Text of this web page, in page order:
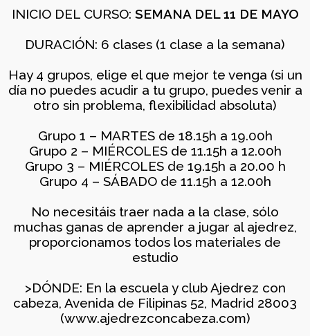
GENERAL
4
2026
BOLETÍN MAYO 2026 –
COMUNIDAD AJEDREZ
CON CABEZA
30
ABRIL
2026
TORNEO PARA TODAS
LAS EDADES Y NIVELES
– AJEDREZ CON CABEZA
30
ABRIL
APRENDER A MIRAR EL
ARTE: LA ABSTRACCIÓN
GEOMÉTRICA: PIET
MONASTERIO DEL
PAULAR)
29
AJEDREZ INICIACIÓN
INICIO DEL CURSO: SEMANA DEL 11 DE MAYO
DURACIÓN: 6 clases (1 clase a la semana)
Hay 4 grupos, elige el que mejor te venga (si un
día no puedes acudir a tu grupo, puedes venir a
otro sin problema, flexibilidad absoluta)
Grupo 1 – MARTES de 18.15h a 19.00h
Grupo 2 – MIÉRCOLES de 11.15h a 12.00h
Grupo 3 – MIÉRCOLES de 19.15h a 20.00 h
Grupo 4 – SÁBADO de 11.15h a 12.00h
No necesitáis traer nada a la clase, sólo
muchas ganas de aprender a jugar al ajedrez,
proporcionamos todos los materiales de
estudio
>DÓNDE: En la escuela y club Ajedrez con
cabeza, Avenida de Filipinas 52, Madrid 28003
(www.ajedrezconcabeza.com)